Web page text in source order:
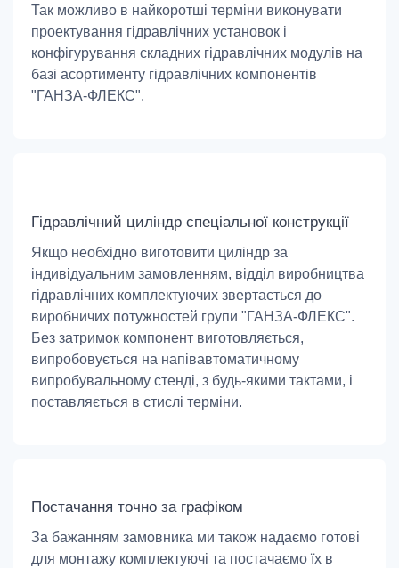
Так можливо в найкоротші терміни виконувати
проектування гідравлічних установок і
конфігурування складних гідравлічних модулів на
базі асортименту гідравлічних компонентів
"ГАНЗА-ФЛЕКС".
Гідравлічний циліндр спеціальної конструкції
Якщо необхідно виготовити циліндр за
індивідуальним замовленням, відділ виробництва
гідравлічних комплектуючих звертається до
виробничих потужностей групи "ГАНЗА-ФЛЕКС".
Без затримок компонент виготовляється,
випробовується на напівавтоматичному
випробувальному стенді, з будь-якими тактами, і
поставляється в стислі терміни.
Постачання точно за графіком
За бажанням замовника ми також надаємо готові
для монтажу комплектуючі та постачаємо їх в